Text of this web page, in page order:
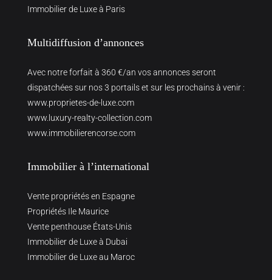
Immobilier de Luxe à Paris
Multidiffusion d’annonces
Avec notre forfait à 360 €/an vos annonces seront
dispatchées sur nos 3 portails et sur les prochains à venir :
www.proprietes-de-luxe.com
www.luxury-realty-collection.com
www.immobilierencorse.com
Immobilier à l’international
Vente propriétés en Espagne
Propriétés Ile Maurice
Vente penthouse États-Unis
Immobilier de Luxe à Dubai
Immobilier de Luxe au Maroc